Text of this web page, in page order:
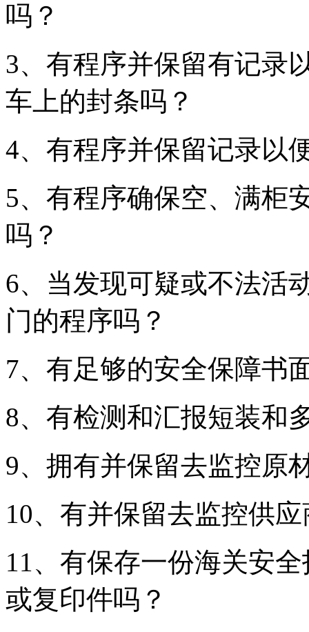
吗？
3、有程序并保留有记录
车上的封条吗？
4、有程序并保留记录以
5、有程序确保空、满柜
吗？
6、当发现可疑或不法活
门的程序吗？
7、有足够的安全保障书
8、有检测和汇报短装和
9、拥有并保留去监控原
10、有并保留去监控供
11、有保存一份海关安
或复印件吗？